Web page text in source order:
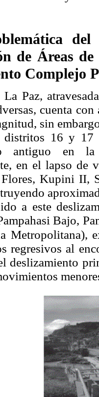
de Áreas
Complejo
Paz,
cuenta
sin
distritos 16 y 17
antiguo en
en el lapso de
Kupini II,
a este
Bajo,
Metropolitana),
regresivos al
deslizamiento